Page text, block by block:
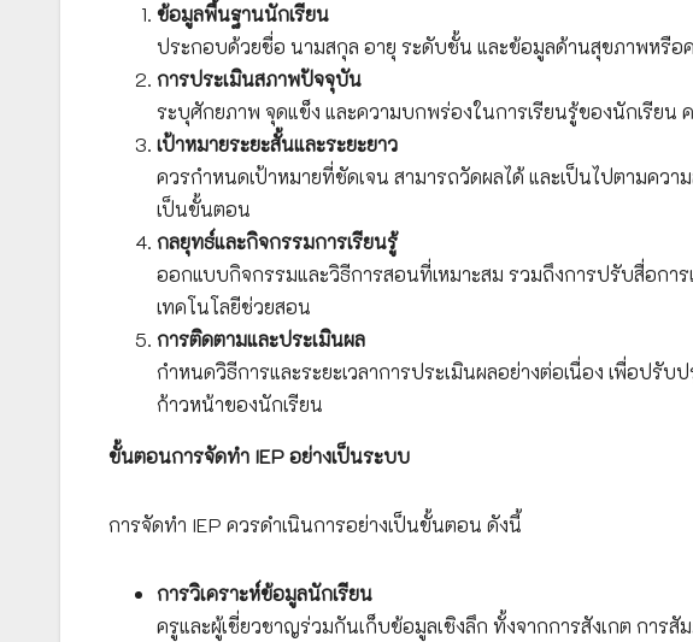
ข้อมูลพื้นฐานนักเรียน
ประกอบด้วยชื่อ นามสกุล อายุ ระดับชั้น และข้อมูลด้านสุขภาพหรือ
การประเมินสภาพปัจจุบัน
ระบุศักยภาพ จุดแข็ง และความบกพร่องในการเรียนรู้ของนักเรีย
เป้าหมายระยะสั้นและระยะยาว
ควรกำหนดเป้าหมายที่ชัดเจน สามารถวัดผลได้ และเป็นไปตามควา
เป็นขั้นตอน
กลยุทธ์และกิจกรรมการเรียนรู้
ออกแบบกิจกรรมและวิธีการสอนที่เหมาะสม รวมถึงการปรับสื่อกา
เทคโนโลยีช่วยสอน
การติดตามและประเมินผล
กำหนดวิธีการและระยะเวลาการประเมินผลอย่างต่อเนื่อง เพื่อปรั
ก้าวหน้าของนักเรียน
ขั้นตอนการจัดทำ IEP อย่างเป็นระบบ
การจัดทำ IEP ควรดำเนินการอย่างเป็นขั้นตอน ดังนี้
การวิเคราะห์ข้อมูลนักเรียน
ครูและผู้เชี่ยวชาญร่วมกันเก็บข้อมูลเชิงลึก ทั้งจากการสังเกต กา